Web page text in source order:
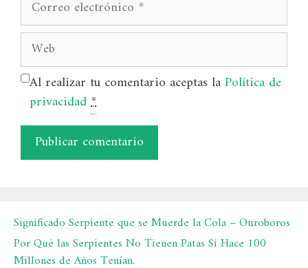
electrónico
Web
Al realizar tu comentario aceptas laPolítica de
privacidad*
Significado Serpiente que se Muerde la Cola – Ouroboros
Por Qué las Serpientes No Tienen Patas Si Hace 100
Millones de Años Tenían.